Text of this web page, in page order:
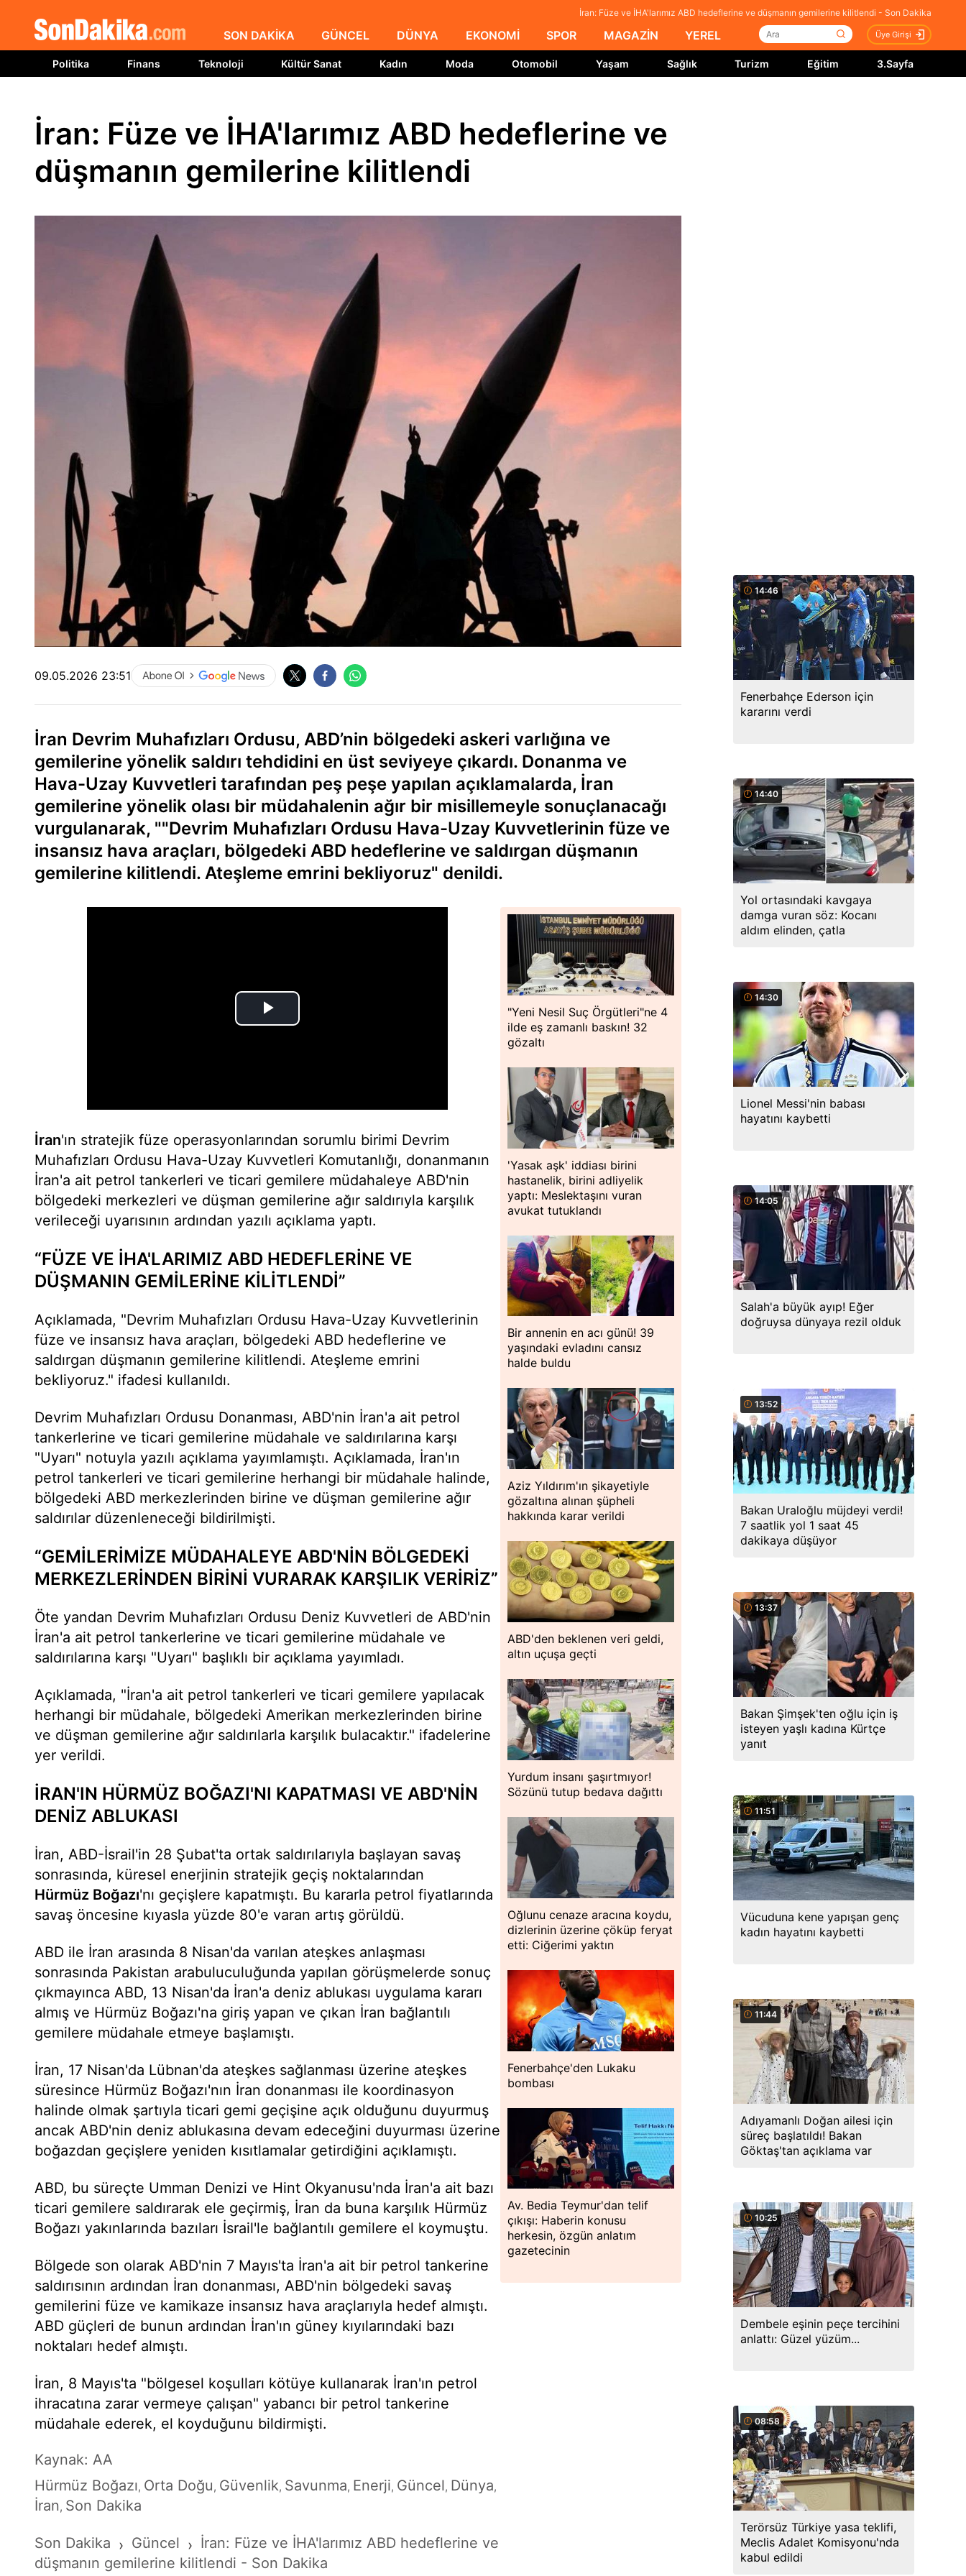
İran: Füze ve İHA'larımız ABD hedeflerine ve düşmanın gemilerine kilitlendi - Son Dakika
SON DAKİKA GÜNCEL DÜNYA EKONOMİ SPOR MAGAZİN YEREL Üye Girişi
Politika Finans Teknoloji Kültür Sanat Kadın Moda Otomobil Yaşam Sağlık Turizm Eğitim 3.Sayfa
İran: Füze ve İHA'larımız ABD hedeflerine ve
düşmanın gemilerine kilitlendi
09.05.2026 23:51
İran Devrim Muhafızları Ordusu, ABD’nin bölgedeki askeri varlığına ve
gemilerine yönelik saldırı tehdidini en üst seviyeye çıkardı. Donanma ve
Hava-Uzay Kuvvetleri tarafından peş peşe yapılan açıklamalarda, İran
gemilerine yönelik olası bir müdahalenin ağır bir misillemeyle sonuçlanacağı
vurgulanarak, ""Devrim Muhafızları Ordusu Hava-Uzay Kuvvetlerinin füze ve
insansız hava araçları, bölgedeki ABD hedeflerine ve saldırgan düşmanın
gemilerine kilitlendi. Ateşleme emrini bekliyoruz" denildi.
İran'ın stratejik füze operasyonlarından sorumlu birimi Devrim
Muhafızları Ordusu Hava-Uzay Kuvvetleri Komutanlığı, donanmanın
İran'a ait petrol tankerleri ve ticari gemilere müdahaleye ABD'nin
bölgedeki merkezleri ve düşman gemilerine ağır saldırıyla karşılık
verileceği uyarısının ardından yazılı açıklama yaptı.
“FÜZE VE İHA'LARIMIZ ABD HEDEFLERİNE VE
DÜŞMANIN GEMİLERİNE KİLİTLENDİ”
Açıklamada, "Devrim Muhafızları Ordusu Hava-Uzay Kuvvetlerinin
füze ve insansız hava araçları, bölgedeki ABD hedeflerine ve
saldırgan düşmanın gemilerine kilitlendi. Ateşleme emrini
bekliyoruz." ifadesi kullanıldı.
Devrim Muhafızları Ordusu Donanması, ABD'nin İran'a ait petrol
tankerlerine ve ticari gemilerine müdahale ve saldırılarına karşı
"Uyarı" notuyla yazılı açıklama yayımlamıştı. Açıklamada, İran'ın
petrol tankerleri ve ticari gemilerine herhangi bir müdahale halinde,
bölgedeki ABD merkezlerinden birine ve düşman gemilerine ağır
saldırılar düzenleneceği bildirilmişti.
“GEMİLERİMİZE MÜDAHALEYE ABD'NİN BÖLGEDEKİ
MERKEZLERİNDEN BİRİNİ VURARAK KARŞILIK VERİRİZ”
Öte yandan Devrim Muhafızları Ordusu Deniz Kuvvetleri de ABD'nin
İran'a ait petrol tankerlerine ve ticari gemilerine müdahale ve
saldırılarına karşı "Uyarı" başlıklı bir açıklama yayımladı.
Açıklamada, "İran'a ait petrol tankerleri ve ticari gemilere yapılacak
herhangi bir müdahale, bölgedeki Amerikan merkezlerinden birine
ve düşman gemilerine ağır saldırılarla karşılık bulacaktır." ifadelerine
yer verildi.
İRAN'IN HÜRMÜZ BOĞAZI'NI KAPATMASI VE ABD'NİN
DENİZ ABLUKASI
İran, ABD-İsrail'in 28 Şubat'ta ortak saldırılarıyla başlayan savaş
sonrasında, küresel enerjinin stratejik geçiş noktalarından
Hürmüz Boğazı'nı geçişlere kapatmıştı. Bu kararla petrol fiyatlarında
savaş öncesine kıyasla yüzde 80'e varan artış görüldü.
ABD ile İran arasında 8 Nisan'da varılan ateşkes anlaşması
sonrasında Pakistan arabuluculuğunda yapılan görüşmelerde sonuç
çıkmayınca ABD, 13 Nisan'da İran'a deniz ablukası uygulama kararı
almış ve Hürmüz Boğazı'na giriş yapan ve çıkan İran bağlantılı
gemilere müdahale etmeye başlamıştı.
İran, 17 Nisan'da Lübnan'da ateşkes sağlanması üzerine ateşkes
süresince Hürmüz Boğazı'nın İran donanması ile koordinasyon
halinde olmak şartıyla ticari gemi geçişine açık olduğunu duyurmuş
ancak ABD'nin deniz ablukasına devam edeceğini duyurması üzerine
boğazdan geçişlere yeniden kısıtlamalar getirdiğini açıklamıştı.
ABD, bu süreçte Umman Denizi ve Hint Okyanusu'nda İran'a ait bazı
ticari gemilere saldırarak ele geçirmiş, İran da buna karşılık Hürmüz
Boğazı yakınlarında bazıları İsrail'le bağlantılı gemilere el koymuştu.
Bölgede son olarak ABD'nin 7 Mayıs'ta İran'a ait bir petrol tankerine
saldırısının ardından İran donanması, ABD'nin bölgedeki savaş
gemilerini füze ve kamikaze insansız hava araçlarıyla hedef almıştı.
ABD güçleri de bunun ardından İran'ın güney kıyılarındaki bazı
noktaları hedef almıştı.
İran, 8 Mayıs'ta "bölgesel koşulları kötüye kullanarak İran'ın petrol
ihracatına zarar vermeye çalışan" yabancı bir petrol tankerine
müdahale ederek, el koyduğunu bildirmişti.
Kaynak: AA
Hürmüz Boğazı, Orta Doğu, Güvenlik, Savunma, Enerji, Güncel, Dünya,
İran, Son Dakika
Son Dakika › Güncel › İran: Füze ve İHA'larımız ABD hedeflerine ve
düşmanın gemilerine kilitlendi - Son Dakika
"Yeni Nesil Suç Örgütleri"ne 4
ilde eş zamanlı baskın! 32
gözaltı
'Yasak aşk' iddiası birini
hastanelik, birini adliyelik
yaptı: Meslektaşını vuran
avukat tutuklandı
Bir annenin en acı günü! 39
yaşındaki evladını cansız
halde buldu
Aziz Yıldırım'ın şikayetiyle
gözaltına alınan şüpheli
hakkında karar verildi
ABD'den beklenen veri geldi,
altın uçuşa geçti
Yurdum insanı şaşırtmıyor!
Sözünü tutup bedava dağıttı
Oğlunu cenaze aracına koydu,
dizlerinin üzerine çöküp feryat
etti: Ciğerimi yaktın
Fenerbahçe'den Lukaku
bombası
Av. Bedia Teymur'dan telif
çıkışı: Haberin konusu
herkesin, özgün anlatım
gazetecinin
14:46
Fenerbahçe Ederson için
kararını verdi
14:40
Yol ortasındaki kavgaya
damga vuran söz: Kocanı
aldım elinden, çatla
14:30
Lionel Messi'nin babası
hayatını kaybetti
14:05
Salah'a büyük ayıp! Eğer
doğruysa dünyaya rezil olduk
13:52
Bakan Uraloğlu müjdeyi verdi!
7 saatlik yol 1 saat 45
dakikaya düşüyor
13:37
Bakan Şimşek'ten oğlu için iş
isteyen yaşlı kadına Kürtçe
yanıt
11:51
Vücuduna kene yapışan genç
kadın hayatını kaybetti
11:44
Adıyamanlı Doğan ailesi için
süreç başlatıldı! Bakan
Göktaş'tan açıklama var
10:25
Dembele eşinin peçe tercihini
anlattı: Güzel yüzüm...
08:58
Terörsüz Türkiye yasa teklifi,
Meclis Adalet Komisyonu'nda
kabul edildi